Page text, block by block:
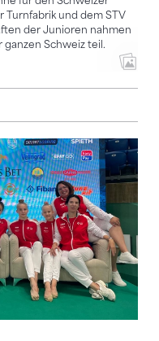
Turnfabrik und dem STV
der Junioren nahmen
Schweiz teil.